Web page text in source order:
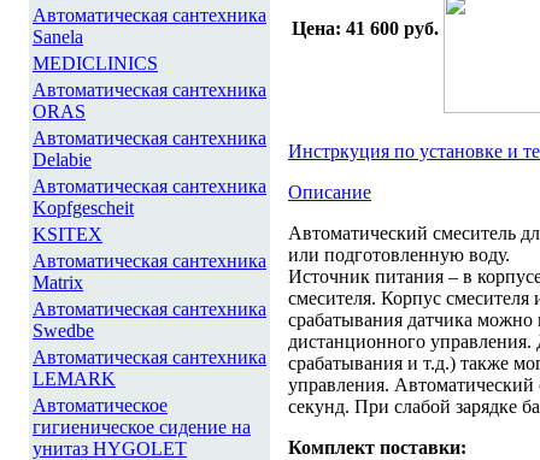
Автоматическая сантехника
Sanela
MEDICLINICS
Автоматическая сантехника
ORAS
Автоматическая сантехника
Delabie
Автоматическая сантехника
Kopfgescheit
KSITEX
Автоматическая сантехника
Matrix
Автоматическая сантехника
Swedbe
Автоматическая сантехника
LEMARK
Автоматическое
гигиеническое сидение на
унитаз HYGOLET
Цена: 41 600 руб.
Инстркуция по установке и
Описание
Автоматический смеситель
или подготовленную воду.
Источник питания – в
смесителя. Корпус
срабатывания датчика
дистанционного управления.
срабатывания и т.д.) также
управления. Автоматический
секунд. При слабой зарядке
Комплект поставки: